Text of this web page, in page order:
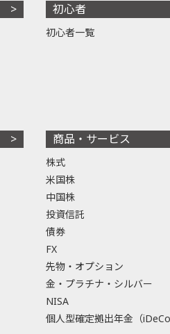
初心者
初心者一覧
商品・サービス
株式
米国株
中国株
投資信託
債券
FX
先物・オプション
金・プラチナ・シルバー
NISA
個人型確定拠出年金（iDeCo